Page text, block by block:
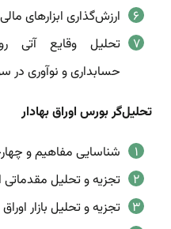
ارزش‌گذاری ابزارهای مالی
تحلیل وقایع آتی
حسابداری و نو‌آوری
تحلیل‌گر بورس اوراق بهادار
شناسایی مفاهیم و
تجزیه و تحلیل مقدماتی
تجزیه و تحلیل بازار اوراق